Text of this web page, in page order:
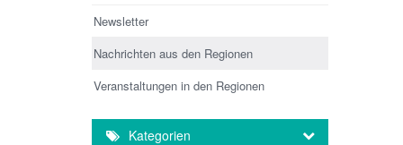
Newsletter
Nachrichten aus den Regionen
Veranstaltungen in den Regionen
Kategorien